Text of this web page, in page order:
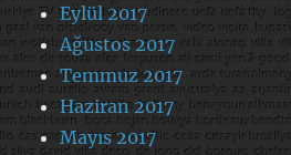
Eylül 2017
Ağustos 2017
Temmuz 2017
Haziran 2017
Mayıs 2017